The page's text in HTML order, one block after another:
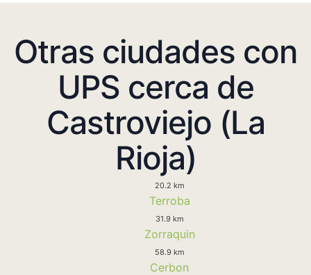
Otras ciudades con
UPS cerca de
Castroviejo (La
Rioja)
20.2 km
Terroba
31.9 km
Zorraquin
58.9 km
Cerbon